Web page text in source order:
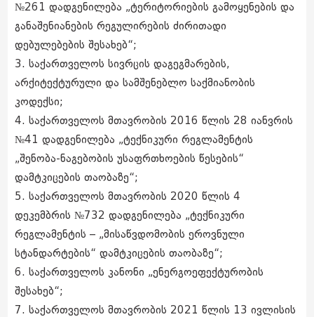
№261 დადგენილება „ტერიტორიების გამოყენების და
განაშენიანების რეგულირების ძირითადი
დებულებების შესახებ“;
3. საქართველოს სივრცის დაგეგმარების,
არქიტექტურული და სამშენებლო საქმიანობის
კოდექსი;
4. საქართველოს მთავრობის 2016 წლის 28 იანვრის
№41 დადგენილება „ტექნიკური რეგლამენტის
„შენობა-ნაგებობის უსაფრთხოების წესების“
დამტკიცების თაობაზე“;
5. საქართველოს მთავრობის 2020 წლის 4
დეკემბრის №732 დადგენილება „ტექნიკური
რეგლამენტის – „მისაწვდომობის ეროვნული
სტანდარტების“ დამტკიცების თაობაზე“;
6. საქართველოს კანონი „ენერგოეფექტურობის
შესახებ“;
7. საქართველოს მთავრობის 2021 წლის 13 ივლისის